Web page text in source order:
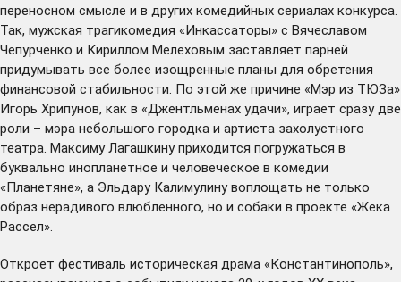
переносном смысле и в других комедийных сериалах конкурса.
Так, мужская трагикомедия «Инкассаторы» с Вячеславом
Чепурченко и Кириллом Мелеховым заставляет парней
придумывать все более изощренные планы для обретения
финансовой стабильности. По этой же причине «Мэр из ТЮЗа»
Игорь Хрипунов, как в «Джентльменах удачи», играет сразу две
роли – мэра небольшого городка и артиста захолустного
театра. Максиму Лагашкину приходится погружаться в
буквально инопланетное и человеческое в комедии
«Планетяне», а Эльдару Калимулину воплощать не только
образ нерадивого влюбленного, но и собаки в проекте «Жека
Рассел».
Откроет фестиваль историческая драма «Константинополь»,